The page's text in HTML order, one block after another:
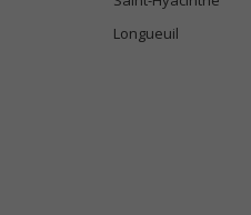
Longueuil